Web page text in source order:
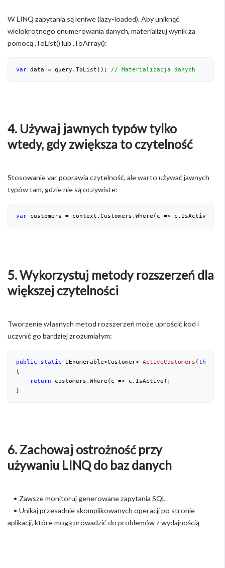
W LINQ zapytania są leniwe (lazy-loaded). Aby uniknąć
wielokrotnego enumerowania danych, materializuj wynik za
pomocą .ToList() lub .ToArray():
var data = query.ToList(); // Materializacja danych
4. Używaj jawnych typów tylko
wtedy, gdy zwiększa to czytelność
Stosowanie var poprawia czytelność, ale warto używać jawnych
typów tam, gdzie nie są oczywiste:
var customers = context.Customers.Where(c =>
5. Wykorzystuj metody rozszerzeń dla
większej czytelności
Tworzenie własnych metod rozszerzeń może uprościć kod i
uczynić go bardziej zrozumiałym:
public static IEnumerable<Customer> ActiveCustomers (this
{
return customers.Where(c => c.IsActive);
}
6. Zachowaj ostrożność przy
używaniu LINQ do baz danych
• Zawsze monitoruj generowane zapytania SQL
• Unikaj przesadnie skomplikowanych operacji po stronie
aplikacji, które mogą prowadzić do problemów z wydajnością